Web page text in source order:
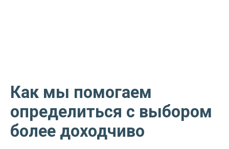
Как мы помогаем
определиться с выбором
более доходчиво